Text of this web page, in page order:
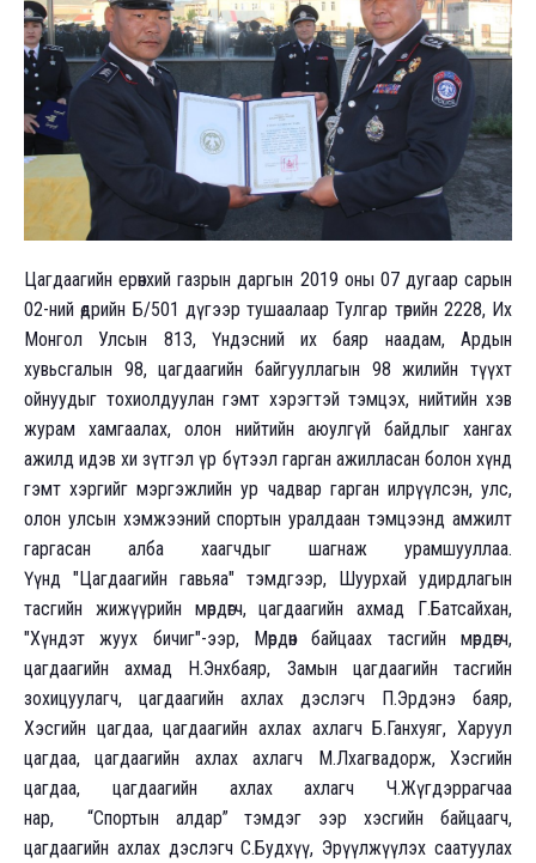
Цагдаагийн ерөнхий газрын даргын 2019 оны 07 дугаар сарын
02-ний өдрийн Б/501 дүгээр тушаалаар Тулгар төрийн 2228, Их
Монгол Улсын 813, Үндэсний их баяр наадам, Ардын
хувьсгалын 98, цагдаагийн байгууллагын 98 жилийн түүхт
ойнуудыг тохиолдуулан гэмт хэрэгтэй тэмцэх, нийтийн хэв
журам хамгаалах, олон нийтийн аюулгүй байдлыг хангах
ажилд идэв хи зүтгэл үр бүтээл гарган ажилласан болон хүнд
гэмт хэргийг мэргэжлийн ур чадвар гарган илрүүлсэн, улс,
олон улсын хэмжээний спортын уралдаан тэмцээнд амжилт
гаргасан алба хаагчдыг шагнаж урамшууллаа.
Үүнд "Цагдаагийн гавьяа" тэмдгээр, Шуурхай удирдлагын
тасгийн жижүүрийн мөрдөгч, цагдаагийн ахмад Г.Батсайхан,
"Хүндэт жуух бичиг"-ээр, Мөрдөн байцаах тасгийн мөрдөгч,
цагдаагийн ахмад Н.Энхбаяр, Замын цагдаагийн тасгийн
зохицуулагч, цагдаагийн ахлах дэслэгч П.Эрдэнэ баяр,
Хэсгийн цагдаа, цагдаагийн ахлах ахлагч Б.Ганхуяг, Харуул
цагдаа, цагдаагийн ахлах ахлагч М.Лхагвадорж, Хэсгийн
цагдаа, цагдаагийн ахлах ахлагч Ч.Жүгдэррагчаа
нар, “Спортын алдар” тэмдэг ээр хэсгийн байцаагч,
цагдаагийн ахлах дэслэгч С.Будхүү, Эрүүлжүүлэх саатуулах